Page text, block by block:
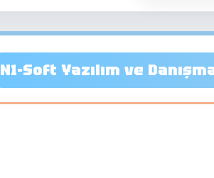
N1-Soft Yazılım ve